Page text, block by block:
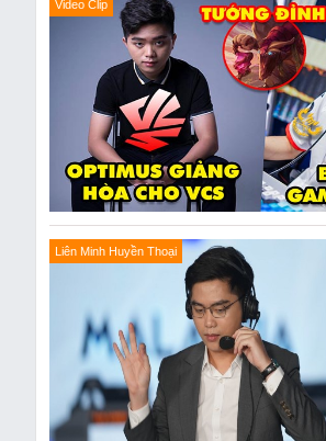
Video Clip
Liên Minh Huyền Thoại